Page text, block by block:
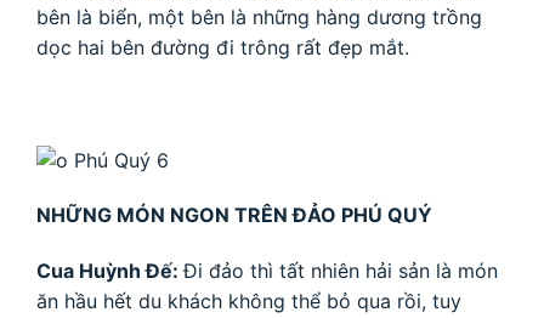
bên là biển, một bên là những hàng dương trồng
dọc hai bên đường đi trông rất đẹp mắt.
NHỮNG MÓN NGON TRÊN ĐẢO PHÚ QUÝ
Cua Huỳnh Đế:Đi đảo thì tất nhiên hải sản là món
ăn hầu hết du khách không thể bỏ qua rồi, tuy